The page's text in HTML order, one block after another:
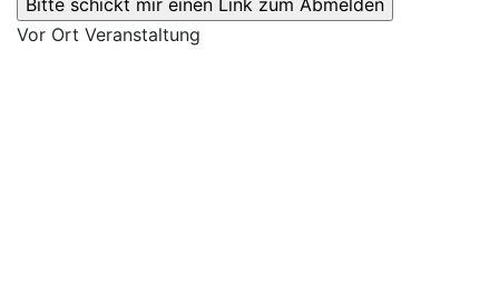
Vor Ort Veranstaltung